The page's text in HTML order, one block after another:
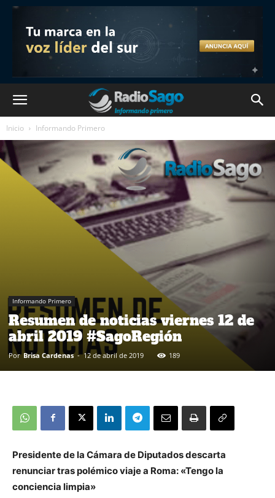
Inicio Informando Primero
Informando Primero
Resumen de noticias viernes 12 de
abril 2019 #SagoRegión
Por Brisa Cardenas - 12 de abril de 2019 189
Presidente de la Cámara de Diputados descarta
renunciar tras polémico viaje a Roma: «Tengo la
conciencia limpia»